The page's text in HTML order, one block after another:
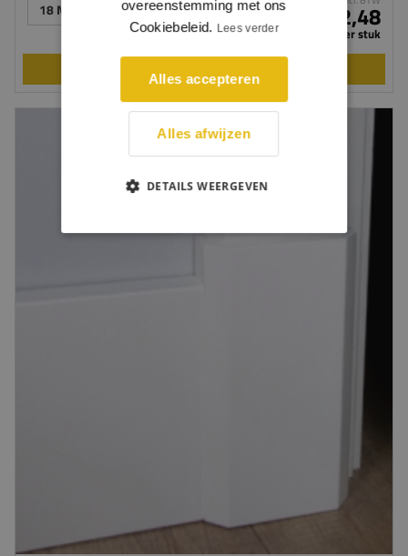
18 MM DIK € 2,48
per stuk
overeenstemming met ons
Cookiebeleid. Lees verder
Alles accepteren
Alles afwijzen
DETAILS WEERGEVEN